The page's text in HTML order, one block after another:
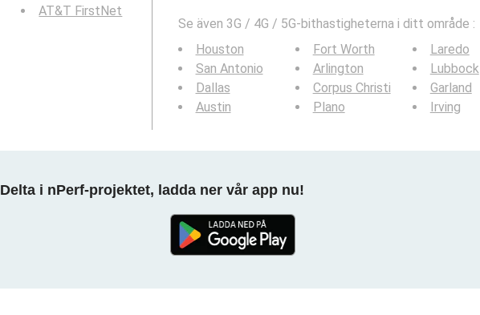
AT&T FirstNet
Se även 3G / 4G / 5G-bithastigheterna i ditt område :
Houston
San Antonio
Dallas
Austin
Fort Worth
Arlington
Corpus Christi
Plano
Laredo
Lubbock
Garland
Irving
Delta i nPerf-projektet, ladda ner vår app nu!